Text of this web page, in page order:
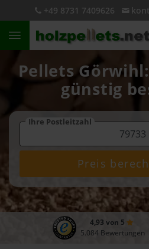
+49 8731 7409626
Pellets
günstig
Ihre Postleitzahl
Preis
4,93 von 5
5.084 Bewertungen